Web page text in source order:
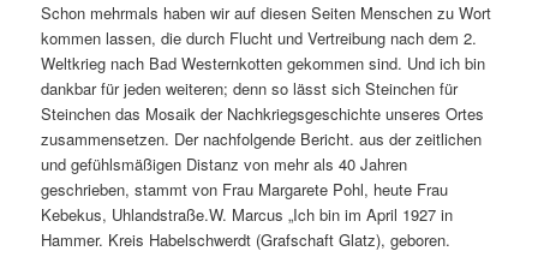
Schon mehrmals haben wir auf diesen Seiten Menschen zu Wort
kommen lassen, die durch Flucht und Vertreibung nach dem 2.
Weltkrieg nach Bad Westernkotten gekommen sind. Und ich bin
dankbar für jeden weiteren; denn so lässt sich Steinchen für
Steinchen das Mosaik der Nachkriegsgeschichte unseres Ortes
zusammensetzen. Der nachfolgende Bericht. aus der zeitlichen
und gefühlsmäßigen Distanz von mehr als 40 Jahren
geschrieben, stammt von Frau Margarete Pohl, heute Frau
Kebekus, Uhlandstraße.W. Marcus „Ich bin im April 1927 in
Hammer. Kreis Habelschwerdt (Grafschaft Glatz), geboren.